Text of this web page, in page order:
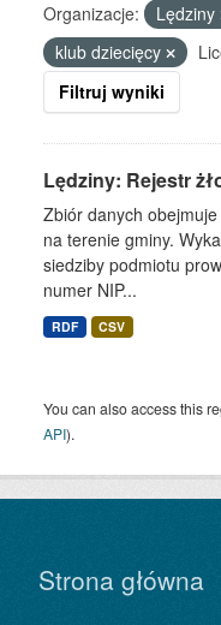
Organizacje: Lędziny
klub dziecięcy
Filtruj wyniki
Lędziny: Rejestr
Zbiór danych
na terenie gminy.
siedziby podmiotu
numer NIP...
RDF CSV
You can also access this
API).
Strona główna